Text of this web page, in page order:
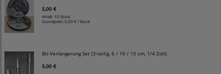
5,00 €
Inhalt: 10 Stück
Grundpreis:0,50 € / Stück
Bit-Verlängerung Set (3-teilig, 6 / 10 / 15 cm, 1/4 Zoll)
5,00 €